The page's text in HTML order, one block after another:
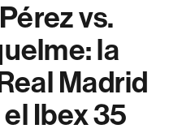
vs.
la
Madrid
Ibex 35